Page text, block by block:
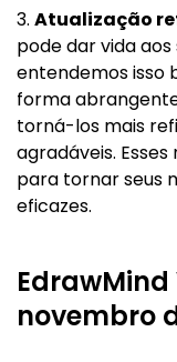
3. Atualização
pode dar vida
entendemos isso
forma
torná-los mais
agradáveis.
para tornar seus
eficazes.
EdrawMind
novembro